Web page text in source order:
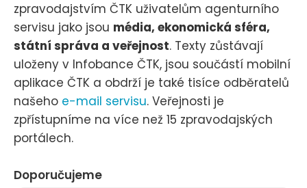
zpravodajstvím ČTK uživatelům agenturního
servisu jako jsou média, ekonomická sféra,
státní správa a veřejnost. Texty zůstávají
uloženy v Infobance ČTK, jsou součástí mobilní
aplikace ČTK a obdrží je také tisíce odběratelů
našeho e-mail servisu. Veřejnosti je
zpřístupníme na více než 15 zpravodajských
portálech.
Doporučujeme